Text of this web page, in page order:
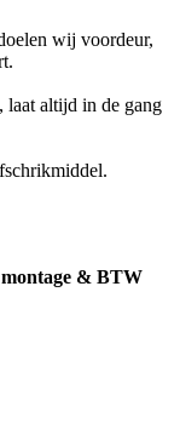
wij voordeur,
altijd in de gang
& BTW